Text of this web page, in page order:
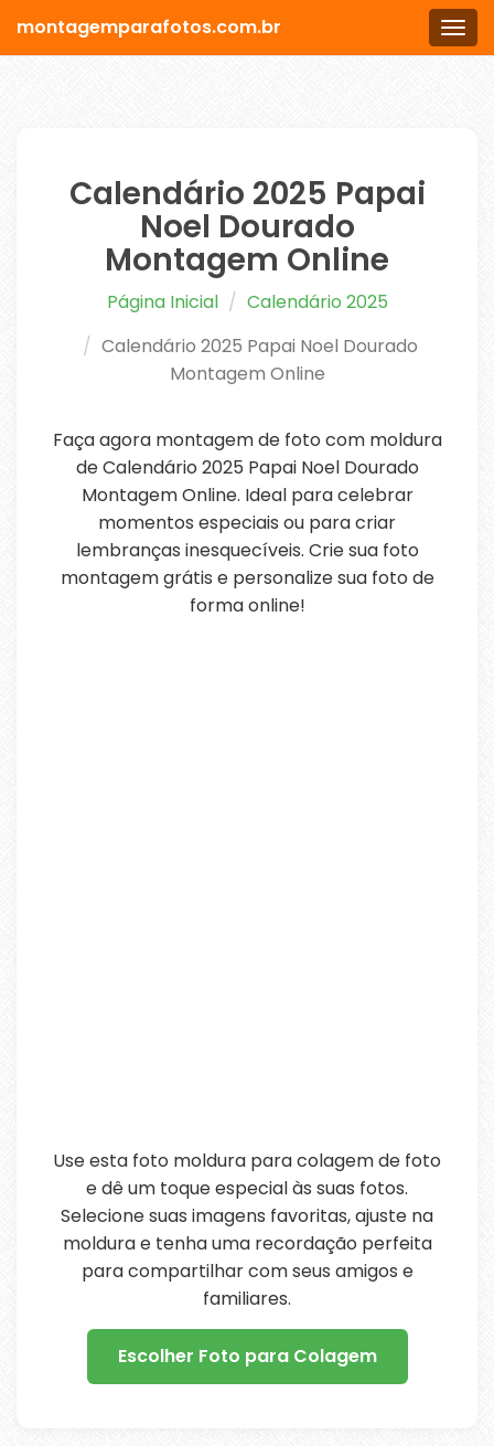
Menu
montagemparafotos.com.br
Calendário 2025 Papai
Noel Dourado
Montagem Online
Página Inicial
Calendário 2025
Calendário 2025 Papai Noel Dourado
Montagem Online
Faça agora montagem de foto com moldura
de Calendário 2025 Papai Noel Dourado
Montagem Online. Ideal para celebrar
momentos especiais ou para criar
lembranças inesquecíveis. Crie sua foto
montagem grátis e personalize sua foto de
forma online!
Use esta foto moldura para colagem de foto
e dê um toque especial às suas fotos.
Selecione suas imagens favoritas, ajuste na
moldura e tenha uma recordação perfeita
para compartilhar com seus amigos e
familiares.
Escolher Foto para Colagem